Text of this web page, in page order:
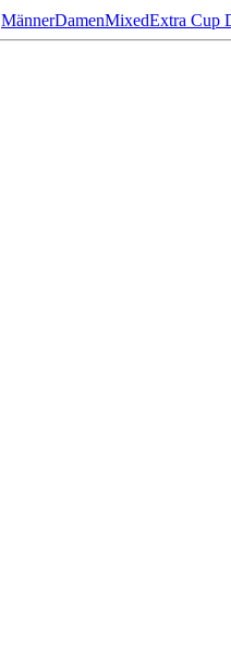
MännerDamenMixedExtra Cup